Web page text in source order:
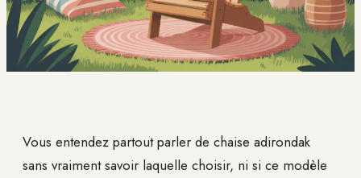
Vous entendez partout parler de chaise adirondak
sans vraiment savoir laquelle choisir, ni si ce modèle